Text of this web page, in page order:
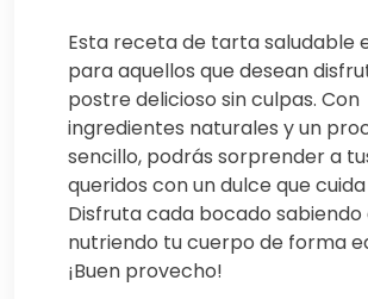
Esta receta de tarta saludable
para aquellos que desean
postre delicioso sin culpas. Con
ingredientes naturales y un
sencillo, podrás sorprender a
queridos con un dulce que
Disfruta cada bocado sabiendo
nutriendo tu cuerpo de forma
¡Buen provecho!